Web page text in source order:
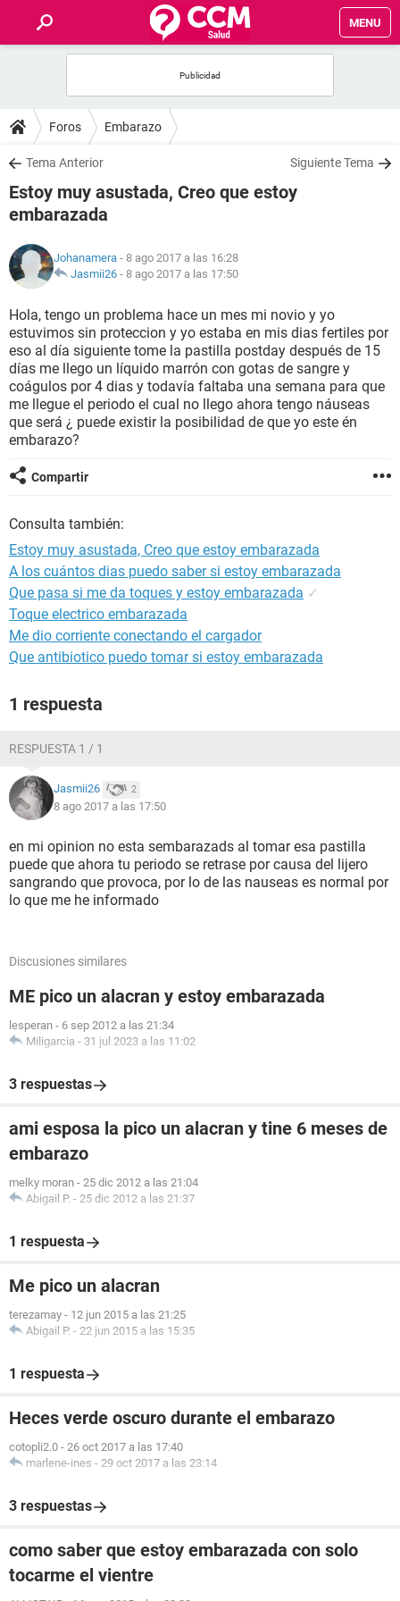
MENU
FOROS
SALUD
FAMILIA
NUTRICIÓN
SEXUALIDAD
GLOSARIO
Foros Embarazo
Tema Anterior Siguiente Tema
Estoy muy asustada, Creo que estoy
embarazada
Johanamera - 8 ago 2017 a las 16:28
Jasmii26 - 8 ago 2017 a las 17:50
Hola, tengo un problema hace un mes mi novio y yo
estuvimos sin proteccion y yo estaba en mis dias fertiles por
eso al día siguiente tome la pastilla postday después de 15
días me llego un líquido marrón con gotas de sangre y
coágulos por 4 dias y todavía faltaba una semana para que
me llegue el periodo el cual no llego ahora tengo náuseas
que será ¿ puede existir la posibilidad de que yo este én
embarazo?
Compartir
Consulta también:
Estoy muy asustada, Creo que estoy embarazada
A los cuántos dias puedo saber si estoy embarazada
Que pasa si me da toques y estoy embarazada ✓
Toque electrico embarazada
Me dio corriente conectando el cargador
Que antibiotico puedo tomar si estoy embarazada
1 respuesta
RESPUESTA 1 / 1
Jasmii26 2
8 ago 2017 a las 17:50
en mi opinion no esta sembarazads al tomar esa pastilla
puede que ahora tu periodo se retrase por causa del lijero
sangrando que provoca, por lo de las nauseas es normal por
lo que me he informado
Discusiones similares
ME pico un alacran y estoy embarazada
lesperan - 6 sep 2012 a las 21:34
Miligarcia - 31 jul 2023 a las 11:02
3 respuestas
ami esposa la pico un alacran y tine 6 meses de
embarazo
melky moran - 25 dic 2012 a las 21:04
Abigail P. - 25 dic 2012 a las 21:37
1 respuesta
Me pico un alacran
terezamay - 12 jun 2015 a las 21:25
Abigail P. - 22 jun 2015 a las 15:35
1 respuesta
Heces verde oscuro durante el embarazo
cotopli2.0 - 26 oct 2017 a las 17:40
marlene-ines - 29 oct 2017 a las 23:14
3 respuestas
como saber que estoy embarazada con solo
tocarme el vientre